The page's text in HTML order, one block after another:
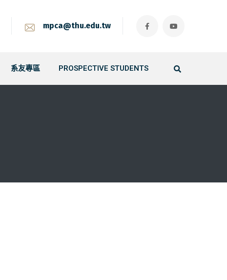
mpca@thu.edu.tw
系友專區 PROSPECTIVE STUDENTS